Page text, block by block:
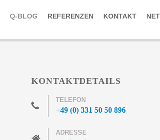
Q-BLOG REFERENZEN KONTAKT
KONTAKTDETAILS
TELEFON
+49 (0) 331 50 50 896
ADRESSE